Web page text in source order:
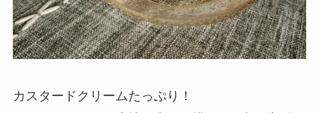
カスタードクリームたっぷり！